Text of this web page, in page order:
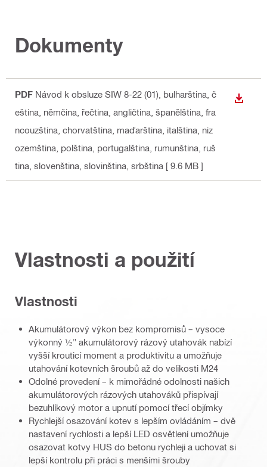
Dokumenty
PDF Návod k obsluze SIW 8-22 (01) , bulharština, č
eština, němčina, řečtina, angličtina, španělština, fra
ncouzština, chorvatština, maďarština, italština, niz
ozemština, polština, portugalština, rumunština, ruš
tina, slovenština, slovinština, srbština [ 9.6 MB ]
Vlastnosti a použití
Vlastnosti
Akumulátorový výkon bez kompromisů – vysoce
výkonný ½" akumulátorový rázový utahovák nabízí
vyšší krouticí moment a produktivitu a umožňuje
utahování kotevních šroubů až do velikosti M24
Odolné provedení – k mimořádné odolnosti našich
akumulátorových rázových utahováků přispívají
bezuhlíkový motor a upnutí pomocí třecí objímky
Rychlejší osazování kotev s lepším ovládáním – dvě
nastavení rychlosti a lepší LED osvětlení umožňuje
osazovat kotvy HUS do betonu rychleji a uchovat si
lepší kontrolu při práci s menšími šrouby